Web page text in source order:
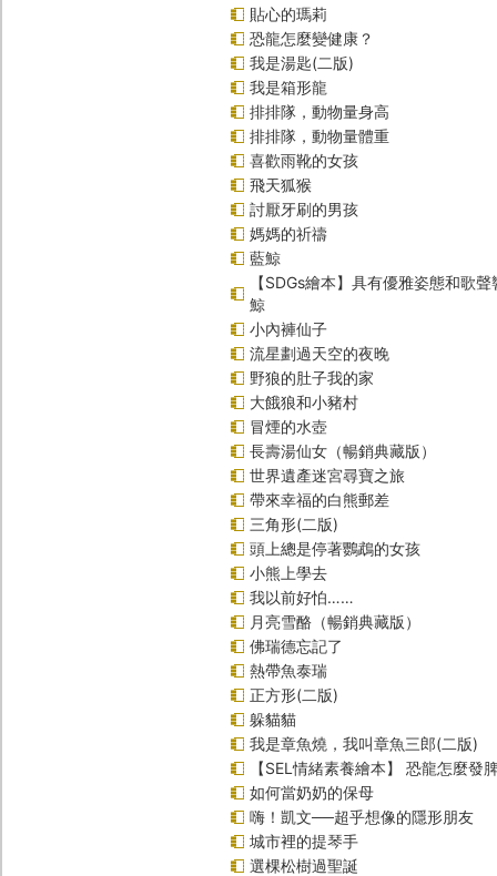
貼心的瑪莉
恐龍怎麼變健康？
我是湯匙(二版)
我是箱形龍
排排隊，動物量身高
排排隊，動物量體重
喜歡雨靴的女孩
飛天狐猴
討厭牙刷的男孩
媽媽的祈禱
藍鯨
【SDGs繪本】具有優雅姿態和歌
鯨
小內褲仙子
流星劃過天空的夜晚
野狼的肚子我的家
大餓狼和小豬村
冒煙的水壺
長壽湯仙女（暢銷典藏版）
世界遺產迷宮尋寶之旅
帶來幸福的白熊郵差
三角形(二版)
頭上總是停著鸚鵡的女孩
小熊上學去
我以前好怕……
月亮雪酪（暢銷典藏版）
佛瑞德忘記了
熱帶魚泰瑞
正方形(二版)
躲貓貓
我是章魚燒，我叫章魚三郎(二版)
【SEL情緒素養繪本】 恐龍怎麼發
如何當奶奶的保母
嗨！凱文──超乎想像的隱形朋友
城市裡的提琴手
選棵松樹過聖誕